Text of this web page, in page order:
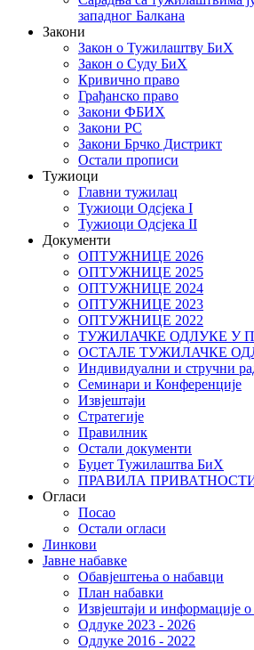
западног Балкана
Закони
Закон о Тужилаштву БиХ
Закон о Суду БиХ
Кривично право
Грађанско право
Закони ФБИХ
Закони РС
Закони Брчко Дистрикт
Остали прописи
Тужиоци
Главни тужилац
Тужиоци Oдсјекa I
Тужиоци Oдсјекa II
Документи
ОПТУЖНИЦЕ 2026
ОПТУЖНИЦЕ 2025
ОПТУЖНИЦЕ 2024
ОПТУЖНИЦЕ 2023
ОПТУЖНИЦЕ 2022
ТУЖИЛАЧКЕ ОДЛУКЕ У
ОСТАЛЕ ТУЖИЛАЧКЕ
Индивидуални и стручни
Семинари и Конференције
Извјештаји
Стратегије
Правилник
Остали документи
Буџет Тужилаштва БиХ
ПРАВИЛА
Огласи
Посао
Остали огласи
Линкови
Јавне набавке
Обавјештења о набавци
План набавки
Извјештаји и информације
Одлуке 2023 - 2026
Одлуке 2016 - 2022